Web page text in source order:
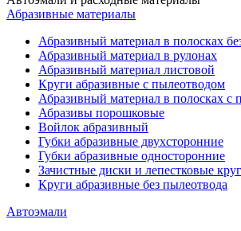
Абразивные материалы
Абразивный материал в полосках
Абразивный материал в рулонах
Абразивный материал листовой
Круги абразивные с пылеотводом
Абразивный материал в полосках с
Абразивы порошковые
Войлок абразивный
Губки абразивные двухсторонние
Губки абразивные односторонние
Зачистные диски и лепестковые
Круги абразивные без пылеотвода
Автоэмали